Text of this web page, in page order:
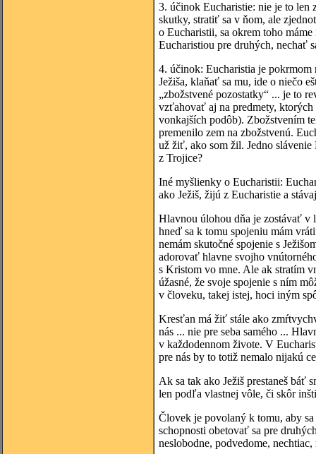
3. účinok Eucharistie: nie je to len
skutky, stratiť sa v ňom, ale
o Eucharistii, sa okrem toho
Eucharistiou pre druhých, nechať
4. účinok: Eucharistia je pokrmom
Ježiša, klaňať sa mu, ide o niečo
„zbožstvené pozostatky“ ... je to
vzťahovať aj na predmety,
vonkajších podôb). Zbožstvením
premenilo zem na zbožstvenú.
už žiť, ako som žil. Jedno
z Trojice?
Iné myšlienky o Eucharistii:
ako Ježiš, žijú z Eucharistie a
Hlavnou úlohou dňa je zostávať v
hneď sa k tomu spojeniu mám
nemám skutočné spojenie s
adorovať hlavne svojho
s Kristom vo mne. Ale ak stratím
úžasné, že svoje spojenie s ním
v človeku, takej istej, hoci iným
Kresťan má žiť stále ako
nás ... nie pre seba samého ...
v každodennom živote. V
pre nás by to totiž nemalo nijakú
Ak sa tak ako Ježiš prestaneš báť
len podľa vlastnej vôle, či skôr
Človek je povolaný k tomu, aby
schopnosti obetovať sa pre
neslobodne, podvedome,